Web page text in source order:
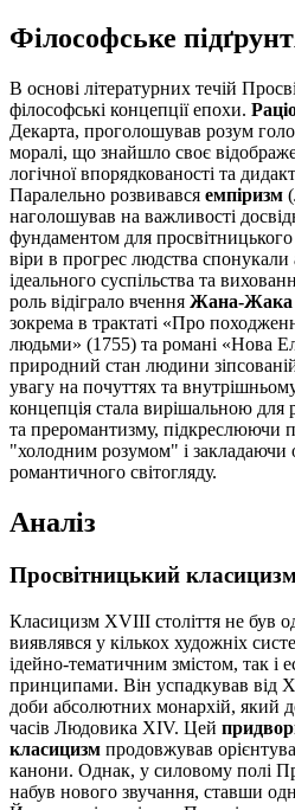
Філософське
В основі літературних течій
філософські концепції епохи.
Декарта, проголошував розум
моралі, що знайшло своє
логічної впорядкованості та
Паралельно розвивався емпіризм
наголошував на важливості
фундаментом для просвітницького
віри в прогрес людства спонукали
ідеального суспільства та
роль відіграло вчення Жана-Жака
зокрема в трактаті «Про
людьми» (1755) та романі «Нова
природний стан людини
увагу на почуттях та
концепція стала вирішальною для
та преромантизму, підкреслюючи
"холодним розумом" і закладаючи
романтичного світогляду.
Аналіз
Просвітницький
Класицизм XVIII століття не був
виявлявся у кількох художніх
ідейно-тематичним змістом, так і
принципами. Він успадкував від
доби абсолютних монархій, який
часів Людовика XIV. Цей
класицизм продовжував
канони. Однак, у силовому полі
набув нового звучання, ставши